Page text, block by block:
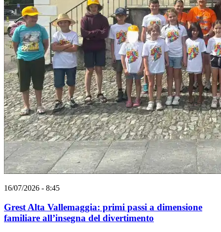
16/07/2026 - 8:45
Grest Alta Vallemaggia: primi passi a dimensione
familiare all’insegna del divertimento